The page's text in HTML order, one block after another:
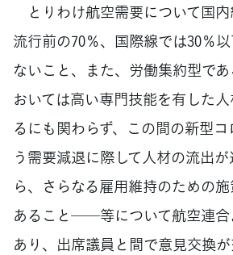
とりわけ航空需要について国
流行前の70％、国際線では30％
ないこと、また、労働集約型で
おいては高い専門技能を有した
るにも関わらず、この間の新型
う需要減退に際して人材の流出
ら、さらなる雇用維持のための
あること──等について航空連合
あり、出席議員と間で意見交換が